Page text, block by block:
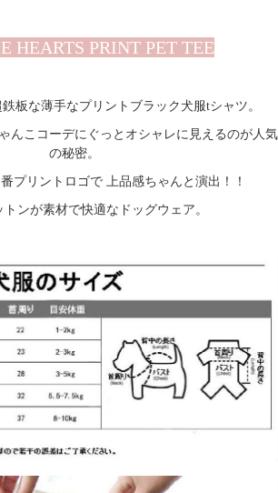
HEARTS PRINT PET TEE
板な薄手なプリントブラック犬服tシャツ。
んこコーデにぐっとオシャレに見えるのが人気
の秘密。
番プリントロゴで 上品感ちゃんと演出！！
ンが素材で快適なドッグウェア。